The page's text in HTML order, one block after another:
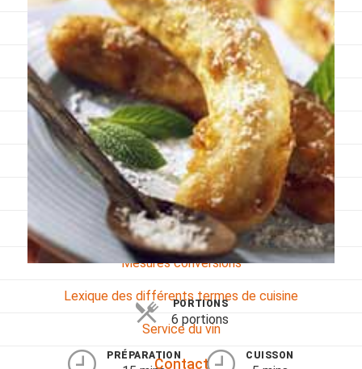
Sans gluten
Sans lactose
Sans sel
Sauces et accompagnements
Végétarien
Viandes
Pratique
Mesures conversions
Lexique des différents termes de cuisine
Service du vin
Contact
PORTIONS
6 portions
PRÉPARATION CUISSON